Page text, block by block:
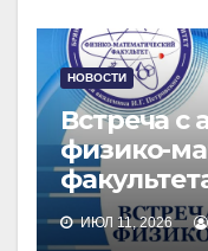
НОВОСТИ
Встреча с
физико-
ИЮЛ 11, 2026